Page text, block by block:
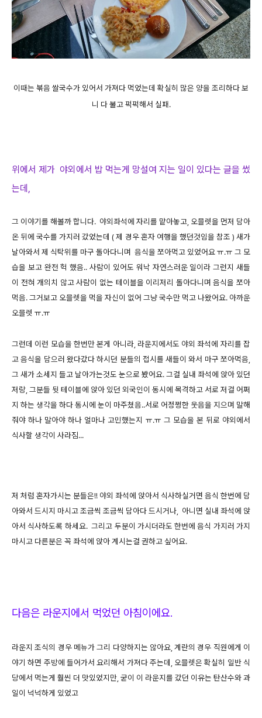
이때는 볶음 쌀국수가 있어서 가져다 먹었는데 확실히 많은 양을 조리하다 보
니 다 불고 퍽퍽해서 실패.
위에서 제가 야외에서 밥 먹는게 망설여 지는 일이 있다는 글을 썼
는데,
그 이야기를 해볼까 합니다. 야외좌석에 자리를 맡아놓고, 오믈렛을 먼저 담아
온 뒤에 국수를 가지러 갔었는데 ( 제 경우 혼자 여행을 했던것임을 참조 ) 새가
날아와서 제 식탁위를 마구 돌아다니며 음식을 쪼아먹고 있었어요 ㅠ.ㅠ 그 모
습을 보고 완전 헉 했음.. 사람이 있어도 워낙 자연스러운 일이라 그런지 새들
이 전혀 개의치 않고 사람이 없는 테이블을 이리저리 돌아다니며 음식을 쪼아
먹음.그거보고 오믈렛을 먹을 자신이 없어 그냥 국수만 먹고 나왔어요. 아까운
오믈렛 ㅠ.ㅠ
그런데 이런 모습을 한번만 본게 아니라, 라운지에서도 야외 좌석에 자리를 잡
고 음식을 담으러 왔다갔다 하시던 분들의 접시를 새들이 와서 마구 쪼아먹음,
그 새가 소세지 들고 날아가는것도 눈으로 봤어요. 그걸 실내 좌석에 앉아 있던
저랑, 그분들 뒷 테이블에 앉아 있던 외국인이 동시에 목격하고 서로 저걸 어쩌
지 하는 생각을 하다 동시에 눈이 마주쳤음..서로 어정쩡한 웃음을 지으며 말해
줘야 하나 말아야 하나 얼마나 고민했는지 ㅠ.ㅠ 그 모습을 본 뒤로 야외에서
식사할 생각이 사라짐...
저 처럼 혼자가시는 분들은!! 야외 좌석에 앉아서 식사하실거면 음식 한번에 담
아와서 드시지 마시고 조금씩 조금씩 담아다 드시거나, 아니면 실내 좌석에 앉
아서 식사하도록 하세요. 그리고 두분이 가시더라도 한번에 음식 가지러 가지
마시고 다른분은 꼭 좌석에 앉아 계시는걸 권하고 싶어요.
다음은 라운지에서 먹었던 아침이에요.
라운지 조식의 경우 메뉴가 그리 다양하지는 않아요, 계란의 경우 직원에게 이
야기 하면 주방에 들어가서 요리해서 가져다 주는데, 오믈렛은 확실히 일반 식
당에서 먹는게 훨씬 더 맛있었지만, 굳이 이 라운지를 갔던 이유는 탄산수와 과
일이 넉넉하게 있었고